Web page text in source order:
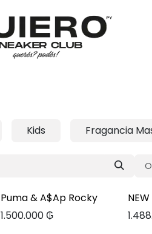
Kids Fragancia
Puma & A$Ap Rocky
1.500.000₲